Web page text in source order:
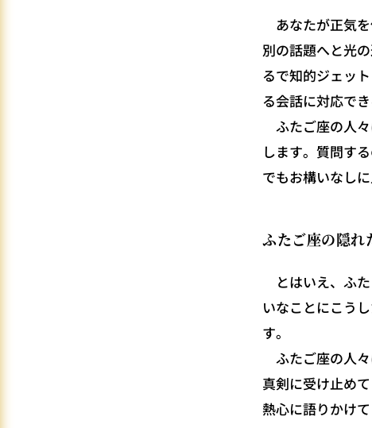
あなたが正気
別の話題へと光
るで知的ジェッ
る会話に対応で
ふたご座の人
します。質問す
でもお構いなし
ふたご座の隠れ
とはいえ、ふ
いなことにこう
す。
ふたご座の人
真剣に受け止め
熱心に語りかけて